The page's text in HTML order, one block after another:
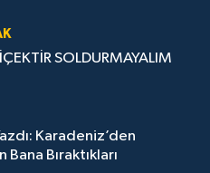
SOLDURMAYALIM
Karadeniz’den
Bana Bıraktıkları